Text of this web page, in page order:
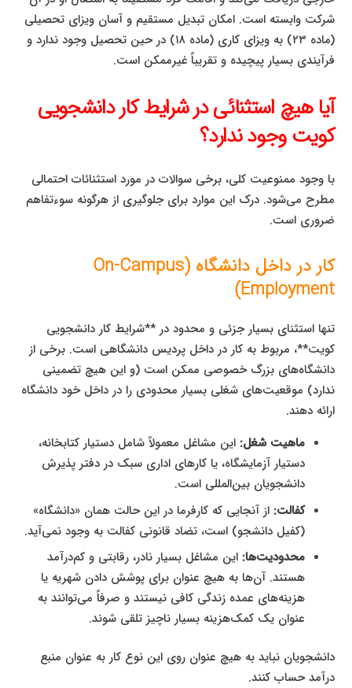
شرکت وابسته است. امکان تبدیل مستقیم و آسان ویزای تحصیلی
(ماده ۲۳) به ویزای کاری (ماده ۱۸) در حین تحصیل وجود ندارد و
فرآیندی بسیار پیچیده و تقریباً غیرممکن است.
آیا هیچ استثنائی در شرایط کار دانشجویی
کویت وجود ندارد؟
با وجود ممنوعیت کلی، برخی سوالات در مورد استثنائات احتمالی
مطرح می‌شود. درک این موارد برای جلوگیری از هرگونه سوءتفاهم
ضروری است.
کار در داخل دانشگاه (On-Campus
Employment)
تنها استثنای بسیار جزئی و محدود در **شرایط کار دانشجویی
کویت**، مربوط به کار در داخل پردیس دانشگاهی است. برخی از
دانشگاه‌های بزرگ خصوصی ممکن است (و این هیچ تضمینی
ندارد) موقعیت‌های شغلی بسیار محدودی را در داخل خود دانشگاه
ارائه دهند.
ماهیت شغل: این مشاغل معمولاً شامل دستیار کتابخانه،
دستیار آزمایشگاه، یا کارهای اداری سبک در دفتر پذیرش
دانشجویان بین‌المللی است.
کفالت: از آنجایی که کارفرما در این حالت همان «دانشگاه»
(کفیل دانشجو) است، تضاد قانونی کفالت به وجود نمی‌آید.
محدودیت‌ها: این مشاغل بسیار نادر، رقابتی و کم‌درآمد
هستند. آن‌ها به هیچ عنوان برای پوشش دادن شهریه یا
هزینه‌های عمده زندگی کافی نیستند و صرفاً می‌توانند به
عنوان یک کمک‌هزینه بسیار ناچیز تلقی شوند.
دانشجویان نباید به هیچ عنوان روی این نوع کار به عنوان منبع
درآمد حساب کنند.